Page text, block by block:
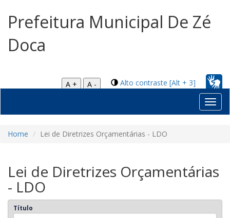
Prefeitura Municipal De Zé
Doca
Alto contraste [Alt + 3]
A +
A -
Home Lei de Diretrizes Orçamentárias - LDO
Lei de Diretrizes Orçamentárias
- LDO
Título